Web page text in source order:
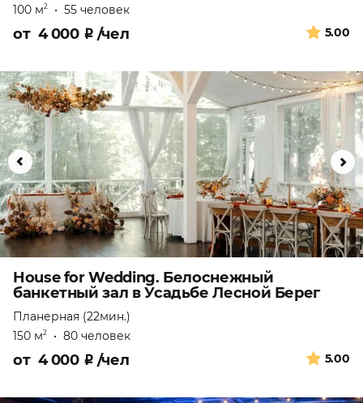
100 м2 • 55 человек
5.00
от 4 000 ₽ /чел
House for Wedding. Белоснежный
банкетный зал в Усадьбе Лесной Берег
Планерная (22мин.)
150 м2 • 80 человек
5.00
от 4 000 ₽ /чел